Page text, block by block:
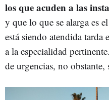
los que acuden a las
y que lo que se alarga es
está siendo atendida tarda
a la especialidad
de urgencias, no obstante,